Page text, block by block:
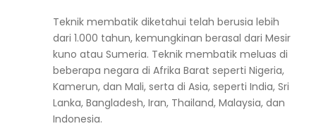
Teknik membatik diketahui telah berusia lebih
dari 1.000 tahun, kemungkinan berasal dari Mesir
kuno atau Sumeria. Teknik membatik meluas di
beberapa negara di Afrika Barat seperti Nigeria,
Kamerun, dan Mali, serta di Asia, seperti India, Sri
Lanka, Bangladesh, Iran, Thailand, Malaysia, dan
Indonesia.